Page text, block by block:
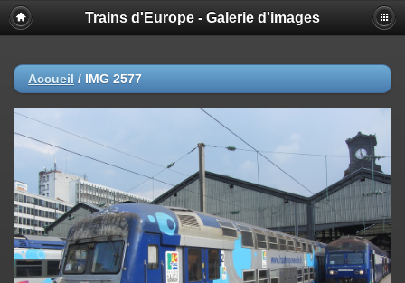
Trains d'Europe - Galerie d'images
Accueil / IMG 2577